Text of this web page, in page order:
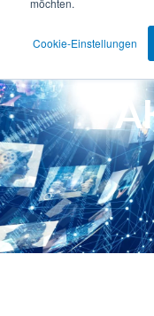
möchten.
Cookie-Einstellungen